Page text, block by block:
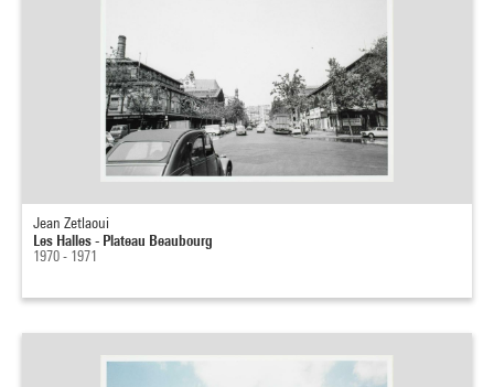
Jean Zetlaoui
Les Halles - Plateau Beaubourg
1970 - 1971